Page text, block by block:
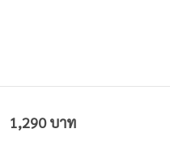
1,290 บาท